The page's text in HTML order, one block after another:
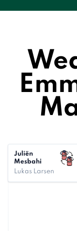
Juliën
Mesbahi
Lukas Larsen